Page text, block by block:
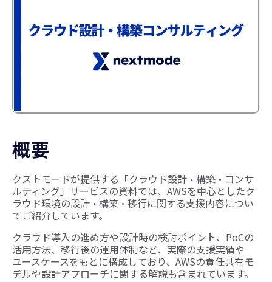
概要
クストモードが提供する「クラウド設計・構築・コンサ
ルティング」サービスの資料では、AWSを中心としたク
ラウド環境の設計・構築・移行に関する支援内容につい
てご紹介しています。
クラウド導入の進め方や設計時の検討ポイント、PoCの
活用方法、移行後の運用体制など、実際の支援実績や
ユースケースをもとに構成しており、AWSの責任共有モ
デルや設計アプローチに関する解説も含まれています。